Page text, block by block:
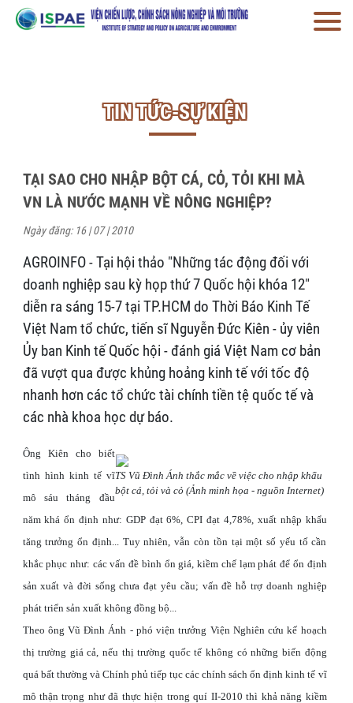
TIN TỨC-SỰ KIỆN
TẠI SAO CHO NHẬP BỘT CÁ, CỎ, TỎI KHI MÀ
VN LÀ NƯỚC MẠNH VỀ NÔNG NGHIỆP?
Ngày đăng: 16 | 07 | 2010
AGROINFO - Tại hội thảo "Những tác động đối với
doanh nghiệp sau kỳ họp thứ 7 Quốc hội khóa 12"
diễn ra sáng 15-7 tại TP.HCM do Thời Báo Kinh Tế
Việt Nam tổ chức, tiến sĩ Nguyễn Đức Kiên - ủy viên
Ủy ban Kinh tế Quốc hội - đánh giá Việt Nam cơ bản
đã vượt qua được khủng hoảng kinh tế với tốc độ
nhanh hơn các tổ chức tài chính tiền tệ quốc tế và
các nhà khoa học dự báo.
TS Vũ Đình Ánh thắc mắc về việc cho nhập khẩu
bột cá, tỏi và cỏ (Ảnh minh họa - nguồn Internet)
Ông Kiên cho biết
tình hình kinh tế vĩ
mô sáu tháng đầu
năm khá ổn định như: GDP đạt 6%, CPI đạt 4,78%, xuất nhập khẩu
tăng trưởng ổn định... Tuy nhiên, vẫn còn tồn tại một số yếu tố cần
khắc phục như: các vấn đề bình ổn giá, kiềm chế lạm phát để ổn định
sản xuất và đời sống chưa đạt yêu cầu; vấn đề hỗ trợ doanh nghiệp
phát triển sản xuất không đồng bộ...
Theo ông Vũ Đình Ánh - phó viện trưởng Viện Nghiên cứu kế hoạch
thị trường giá cả, nếu thị trường quốc tế không có những biến động
quá bất thường và Chính phủ tiếp tục các chính sách ổn định kinh tế vĩ
mô thận trọng như đã thực hiện trong quí II-2010 thì khả năng kiềm